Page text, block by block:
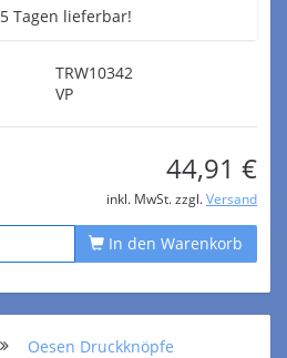
Tagen lieferbar!
TRW10342
VP
44,91 €
inkl. MwSt. zzgl. Versand
In den Warenkorb
Oesen Druckknöpfe